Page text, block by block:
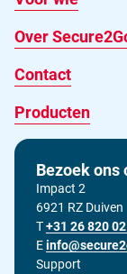
Over
Contact
Producten
Bezoek ons
Impact 2
6921 RZ Duiven
TBel ons op
+31 26 820
EStuur ons een
Support